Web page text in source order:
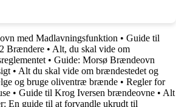
med Madlavningsfunktion • Guide til
Brændere • Alt, du skal vide om
• Guide: Morsø Brændeovn
• Alt du skal vide om brændestedet og
og bruge oliventræ brænde • Regler for
• Guide til Krog Iversen brændeovne • Alt
En guide til at forvandle ukrudt til